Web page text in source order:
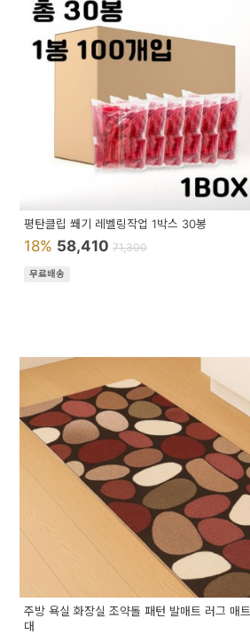
평탄클립 쐐기 레벨링작업 1박스 30봉
18% 58,410 71,300
무료배송
주방 욕실 화장실 조약돌 패턴 발매트 러그 매트
대